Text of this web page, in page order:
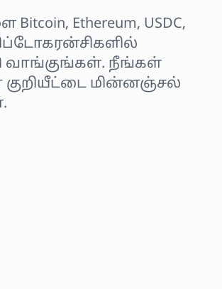
Ethereum, USDC,
வாங்குங்கள். நீங்கள்
குறியீட்டை மின்னஞ்சல்